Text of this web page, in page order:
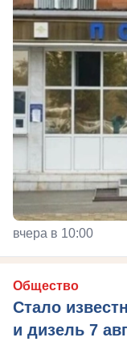
вчера в 10:00
Общество
Стало
и дизель 7